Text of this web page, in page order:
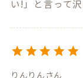
りんりん